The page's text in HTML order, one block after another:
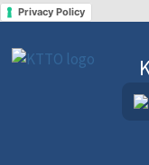
Privacy Policy